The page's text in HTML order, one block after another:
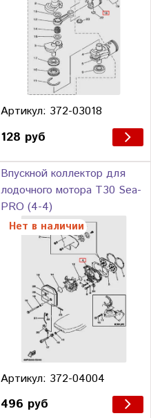
Артикул: 372-03018
128 руб
Впускной коллектор для
лодочного мотора Т30 Sea-
PRO (4-4)
Нет в наличии
Артикул: 372-04004
496 руб